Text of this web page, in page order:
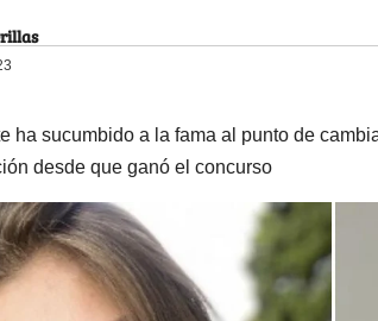
ha sucumbido a la fama al punto de
desde que ganó el concurso